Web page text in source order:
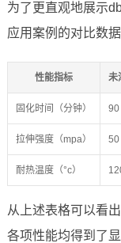
为了更直观地展示
应用案例的对比数据
性能指标 未
固化时间（分钟） 90
拉伸强度（mpa） 50
耐热温度（°c）
从上述表格可以看
各项性能均得到了